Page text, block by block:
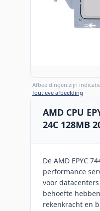
Afbeeldingen zijn
foutieve afbeelding
AMD CPU
24C 128MB
De AMD EPYC
performance
voor
behoefte
rekenkracht en